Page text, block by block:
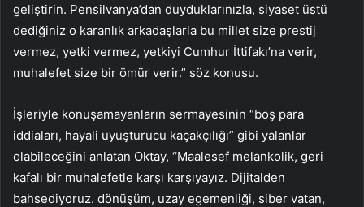
geliştirin. Pensilvanya’dan duyduklarınızla, siyaset üstü
dediğiniz o karanlık arkadaşlarla bu millet size prestij
vermez, yetki vermez, yetkiyi Cumhur İttifakı’na verir,
muhalefet size bir ömür verir.” söz konusu.
İşleriyle konuşamayanların sermayesinin “boş para
iddiaları, hayali uyuşturucu kaçakçılığı” gibi yalanlar
olabileceğini anlatan Oktay, “Maalesef melankolik, geri
kafalı bir muhalefetle karşı karşıyayız. Dijitalden
bahsediyoruz. dönüşüm, uzay egemenliği, siber vatan,